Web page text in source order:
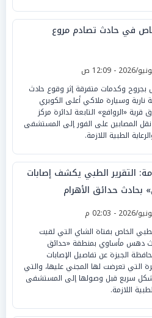
3 أشخاص في حادث تصادم مروع
بجروح وكدمات متفرقة إثر وقوع حادث
نارية وسيارة ملاكي أعلى الكوبري
«الروافع» التابعة لدائرة مركز
المصابين على الفور إلى المستشفى
الطبية اللازمة.
التقرير الطبي يكشف إصابات
بحادث حدائق الأهرام
الخاص بفتاة الشاي التي لقيت
دهس مأساوي بمنطقة «حدائق
الجيزة عن تفاصيل الإصابات
التي تعرضت لها المجني عليها، والتي
سريع قبل وصولها إلى المستشفى
اللازمة.